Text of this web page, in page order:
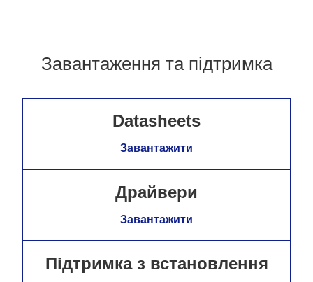
Завантаження та підтримка
Datasheets
Завантажити
Драйвери
Завантажити
Підтримка з встановлення